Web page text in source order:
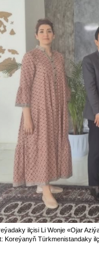
ilçisi Li Wonje «Ojar
Koreýanyň Türkmenistandaky